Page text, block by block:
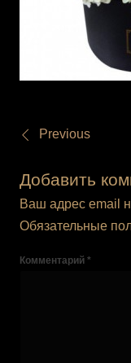
Previous
Добавить
Ваш адрес email
Обязательные
Комментарий *